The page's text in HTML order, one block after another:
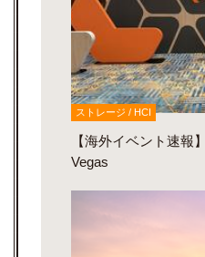
ストレージ / HCI
【海外イベント速報
Vegas